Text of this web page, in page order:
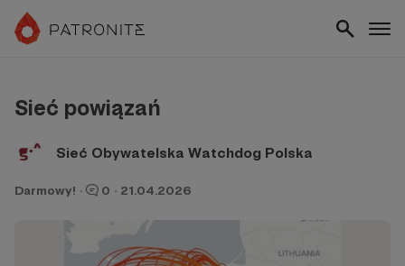
Sieć powiązań
Sieć Obywatelska Watchdog Polska
Darmowy! · 0 · 21.04.2026